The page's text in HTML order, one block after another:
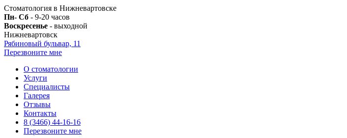
Стоматология в Нижневартовске
Пн- Сб - 9-20 часов
Воскресенье - выходной
Нижневартовск
Рябиновый бульвар, 11
Перезвоните мне
О стоматологии
Услуги
Специалисты
Галерея
Отзывы
Контакты
8 (3466) 44-16-16
Перезвоните мне